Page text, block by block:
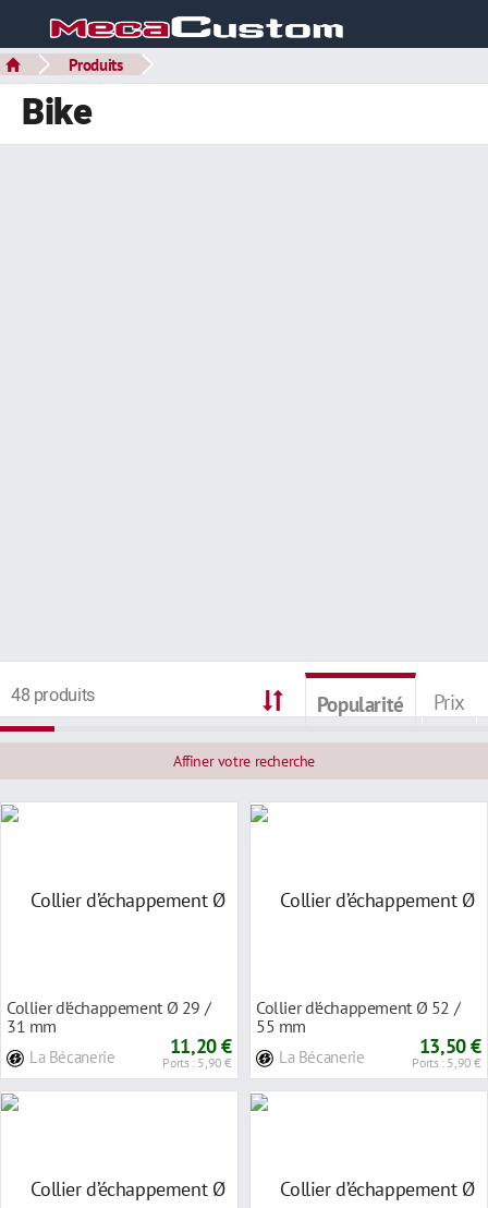
Produits
Bike
48 produits Popularité Prix
Affiner votre recherche
Collier d’échappement Ø 29 /
31 mm
La Bécanerie 11,20 €
Ports : 5,90 €
Collier d’échappement Ø 52 /
55 mm
La Bécanerie 13,50 €
Ports : 5,90 €